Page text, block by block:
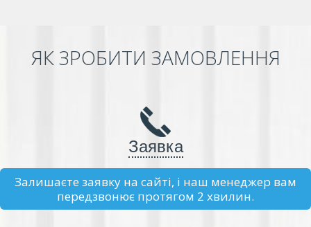
ЯК ЗРОБИТИ ЗАМОВЛЕННЯ
Заявка
Залишаєте заявку на сайті, і наш менеджер вам
передзвонює протягом 2 хвилин.